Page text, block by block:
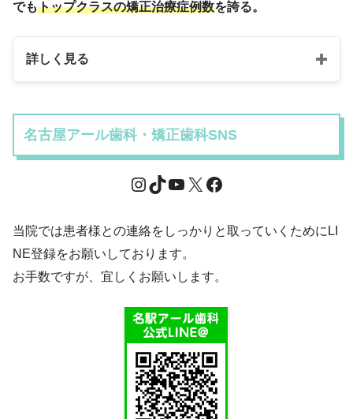
でもトップクラスの矯正治療症例数を誇る。
詳しく見る
名古屋アール歯科・矯正歯科SNS
当院では患者様との連絡をしっかりと取っていくためにLI
NE登録をお願いしております。
お手数ですが、宜しくお願いします。